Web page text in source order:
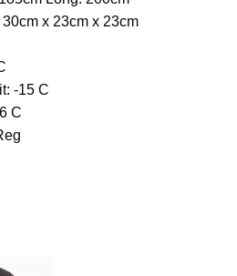
x 23cm x 23cm
-15 C
C